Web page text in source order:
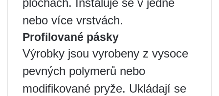
plochách. Instaluje se v jedné
nebo více vrstvách.
Profilované pásky
Výrobky jsou vyrobeny z vysoce
pevných polymerů nebo
modifikované pryže. Ukládají se